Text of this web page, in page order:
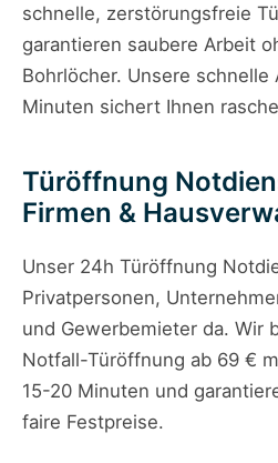
schnelle, zerstörungsfreie
garantieren saubere Arbeit
Bohrlöcher. Unsere
Minuten sichert Ihnen
Türöffnung
Firmen &
Unser 24h Türöffnung
Privatpersonen,
und Gewerbemieter da. Wir
Notfall-Türöffnung ab 69 €
15-20 Minuten und
faire Festpreise.